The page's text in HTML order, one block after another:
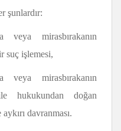
şunlardır:
veya mirasbırakanın
suç işlemesi,
veya mirasbırakanın
hukukundan doğan
davranması.